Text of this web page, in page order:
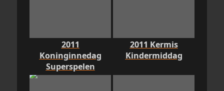
2011
Koninginnedag
Superspelen
2011 Kermis
Kindermiddag